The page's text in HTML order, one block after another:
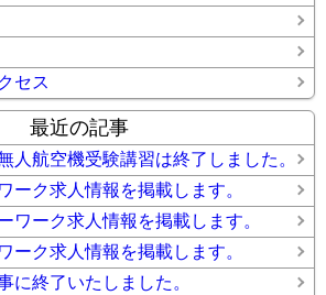
セス
最近の記事
人航空機受験講習は終了しました。
ーク求人情報を掲載します。
ワーク求人情報を掲載します。
ーク求人情報を掲載します。
に終了いたしました。